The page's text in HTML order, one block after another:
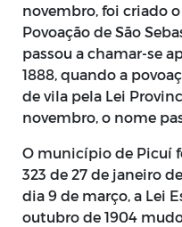
novembro, foi criado
Povoação de São
passou a chamar-se
1888, quando a
de vila pela Lei
novembro, o nome
O município de Picuí
323 de 27 de janeiro
dia 9 de março, a Lei
outubro de 1904